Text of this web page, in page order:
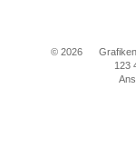
© 2026
123